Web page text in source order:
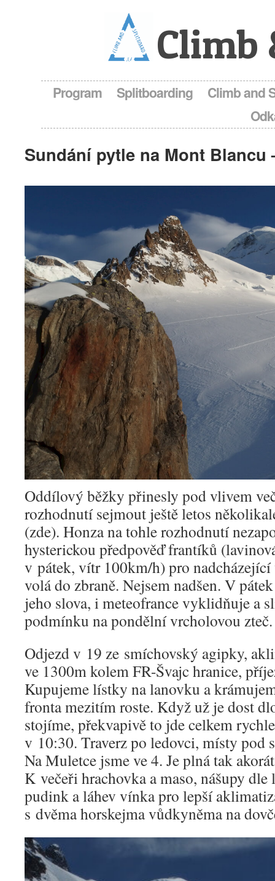
Climb
Program Splitboarding
Climb and
Sundání pytle na Mont Blancu
Oddílový běžky přinesly pod vlivem
rozhodnutí sejmout ještě letos
(zde). Honza na tohle rozhodnutí
hysterickou předpověď frantíků
v pátek, vítr 100km/h) pro
volá do zbraně. Nejsem nadšen. V
jeho slova, i meteofrance vyklidňuje a
podmínku na pondělní vrcholovou zteč.
Odjezd v 19 ze smíchovský agipky,
ve 1300m kolem FR-Švajc hranice,
Kupujeme lístky na lanovku a
fronta mezitím roste. Když už je dost
stojíme, překvapivě to jde celkem
v 10:30. Traverz po ledovci, místy pod
Na Muletce jsme ve 4. Je plná tak
K večeři hrachovka a maso, nášupy dle
pudink a láhev vínka pro lepší
s dvěma horskejma vůdkyněma na